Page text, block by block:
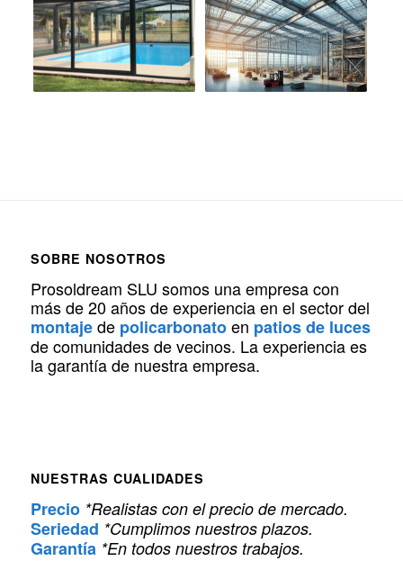
SOBRE NOSOTROS
Prosoldream SLU somos una empresa con
más de 20 años de experiencia en el sector del
montajede policarbonatoen patios de luces
de comunidades de vecinos. La experiencia es
la garantía de nuestra empresa.
NUESTRAS CUALIDADES
Precio *Realistas con el precio de mercado.
Seriedad *Cumplimos nuestros plazos.
Garantía *En todos nuestros trabajos.